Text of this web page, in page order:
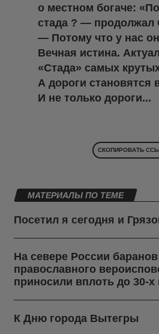
о местном богаче:
стада ? — продолжал
— Потому что у нас
Вечная истина.
«Стада» самых
А дороги становятся
И не только дороги...
СКОПИРОВАТЬ
МАТЕРИАЛЫ ПО ТЕМЕ
Посетил я сегодня и
На севере России
православного
приносили вплоть до 30-х
К Дню города Вытегры